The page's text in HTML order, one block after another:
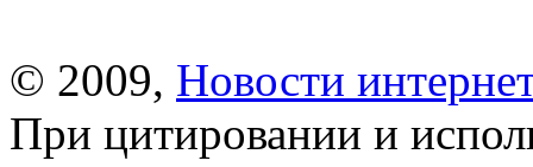
© 2009, Новости
При цитировании и